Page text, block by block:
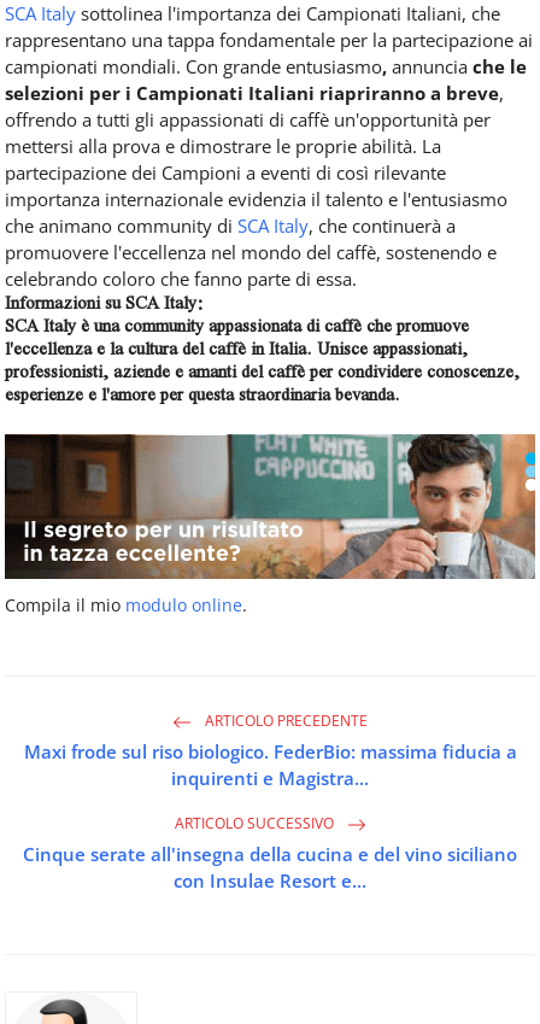
SCA Italy sottolinea l'importanza dei Campionati Italiani, che
rappresentano una tappa fondamentale per la partecipazione ai
campionati mondiali. Con grande entusiasmo, annuncia che le
selezioni per i Campionati Italiani riapriranno a breve,
offrendo a tutti gli appassionati di caffè un'opportunità per
mettersi alla prova e dimostrare le proprie abilità. La
partecipazione dei Campioni a eventi di così rilevante
importanza internazionale evidenzia il talento e l'entusiasmo
che animano community di SCA Italy, che continuerà a
promuovere l'eccellenza nel mondo del caffè, sostenendo e
celebrando coloro che fanno parte di essa.
Informazioni su SCA Italy:
SCA Italy è una community appassionata di caffè che promuove
l'eccellenza e la cultura del caffè in Italia. Unisce appassionati,
professionisti, aziende e amanti del caffè per condividere conoscenze,
esperienze e l'amore per questa straordinaria bevanda.
Compila il mio modulo online.
ARTICOLO PRECEDENTE
Maxi frode sul riso biologico. FederBio: massima fiducia a
inquirenti e Magistra...
ARTICOLO SUCCESSIVO
Cinque serate all'insegna della cucina e del vino siciliano
con Insulae Resort e...